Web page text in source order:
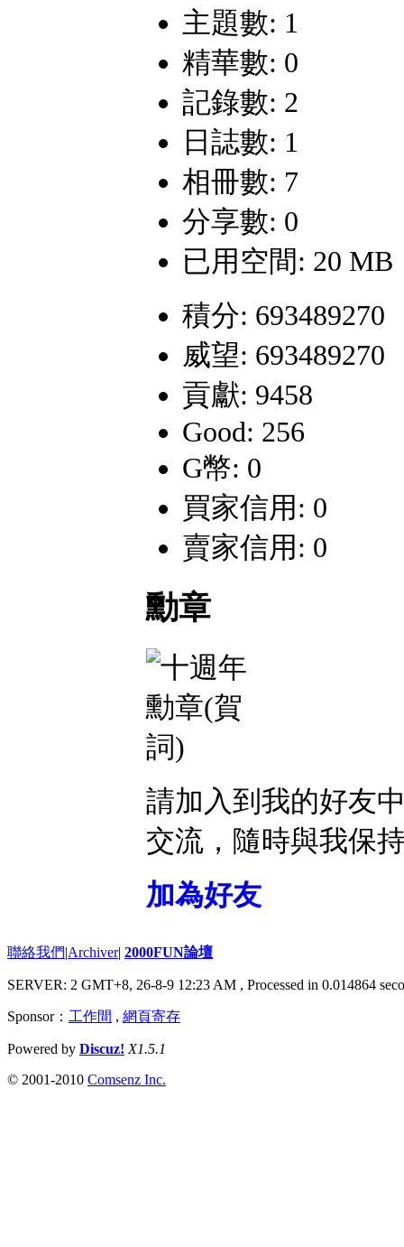
主題數: 1
精華數: 0
記錄數: 2
日誌數: 1
相冊數: 7
分享數: 0
已用空間: 20 MB
積分: 693489270
威望: 693489270
貢獻: 9458
Good: 256
G幣: 0
買家信用: 0
賣家信用: 0
勳章
請加入到我的好友
交流，隨時與我保
加為好友
聯絡我們|Archiver| 2000FUN論壇
SERVER: 2 GMT+8, 26-8-9 12:23 AM , Processed in 0.014864
Sponsor： 工作間 , 網頁寄存
Powered by Discuz! X1.5.1
© 2001-2010 Comsenz Inc.